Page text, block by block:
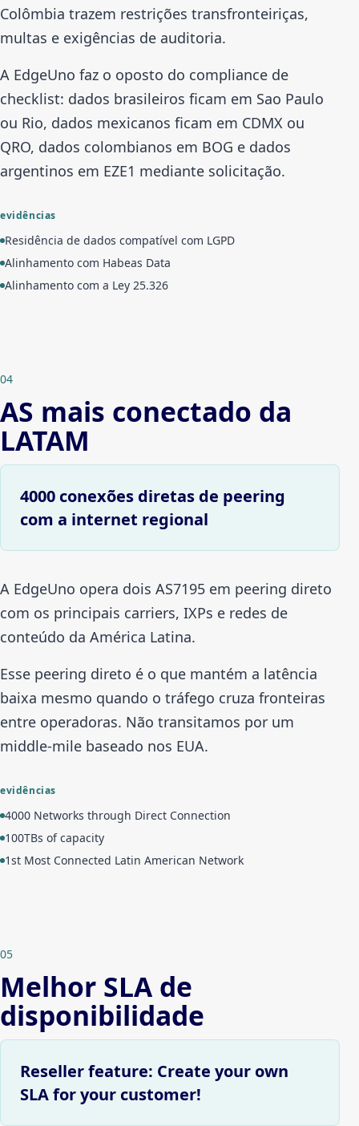
Colômbia trazem restrições transfronteiriças,
multas e exigências de auditoria.
A EdgeUno faz o oposto do compliance de
checklist: dados brasileiros ficam em Sao Paulo
ou Rio, dados mexicanos ficam em CDMX ou
QRO, dados colombianos em BOG e dados
argentinos em EZE1 mediante solicitação.
evidências
Residência de dados compatível com LGPD
Alinhamento com Habeas Data
Alinhamento com a Ley 25.326
04
AS mais conectado da
LATAM
4000 conexões diretas de peering
com a internet regional
A EdgeUno opera dois AS7195 em peering direto
com os principais carriers, IXPs e redes de
conteúdo da América Latina.
Esse peering direto é o que mantém a latência
baixa mesmo quando o tráfego cruza fronteiras
entre operadoras. Não transitamos por um
middle-mile baseado nos EUA.
evidências
4000 Networks through Direct Connection
100TBs of capacity
1st Most Connected Latin American Network
05
Melhor SLA de
disponibilidade
Reseller feature: Create your own
SLA for your customer!